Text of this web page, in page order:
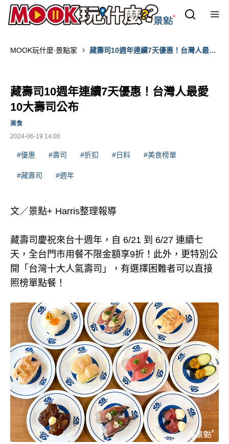
MOOK玩什麼‧景點家
藏壽司10週年連續7天優惠！台灣人最愛
藏壽司10週年連續7天優惠！台灣人最愛
10大壽司公布
2024-06-19 14:00
美食
#優惠 #壽司 #折扣 #日料 #美食榜單
#藏壽司 #週年
文／景點+ Harris整理報導
藏壽司慶祝來台十週年，自 6/21 到 6/27 連續七
天，全台門市用餐不限金額享9折！此外，更特別公
開「台灣十大人氣壽司」，有選擇困難者可以直接
照榜單點餐！